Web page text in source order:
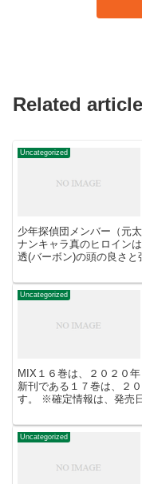
Related
Uncategorized
少年探偵団メンバー（元
ナンキャラ真のヒロイン
透(バーボン)の頭の良さ
Uncategorized
MIX１６巻は、２０２０
新刊である１７巻は、２
す。 ※確定情報は、発売
Uncategorized